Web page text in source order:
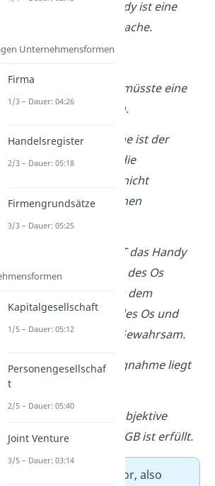
Konklusion: Das Handy ist eine
fremde bewegliche Sache.
Wegnahme
Obersatz:
Weiterhin müsste eine
Wegnahme vorliegen.
Definition: Wegnahme ist der
Bruch fremden und die
Begründung neuen, nicht
notwendig tätereigenen
Gewahrsams.
Subsumtion: Indem T das Handy
aus der Jackentasche des Os
nimmt, entzieht er es dem
Herrschaftsbereich des Os und
begründet eigenen Gewahrsam.
Konklusion: Eine Wegnahme liegt
Zwischenergebnis: Der objektive
des § 242 I StGB ist erfüllt.
Alle Merkmale liegen vor, also
Unternehmensformen
Firma
1/3 – Dauer: 04:26
Handelsregister
2/3 – Dauer: 05:18
Firmengrundsätze
3/3 – Dauer: 05:25
Kapitalgesellschaft
1/5 – Dauer: 05:12
Personengesellschaf
t
2/5 – Dauer: 05:40
Joint Venture
3/5 – Dauer: 03:14